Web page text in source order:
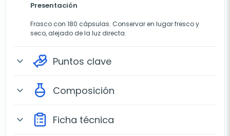
Presentación
Frasco con 180 cápsulas. Conservar en lugar fresco y
seco, alejado de la luz directa.
expand_more Puntos clave
expand_more Composición
expand_more Ficha técnica